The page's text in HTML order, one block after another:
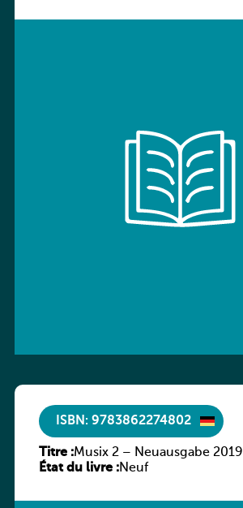
ISBN: 9783862274802
Titre :Musix 2 – Neuausgabe 2019
État du livre :Neuf